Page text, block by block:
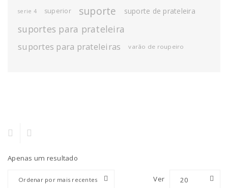
serie 4 superior suporte suporte de prateleira
suportes para prateleira
suportes para prateleiras varão de roupeiro
Apenas um resultado
Ordenar por mais recentes Ver 20